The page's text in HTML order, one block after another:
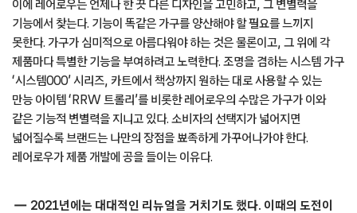
이에 레어로우는 언제나 한 끗 다른 디자인을 고민하고, 그 변별력을
기능에서 찾는다. 기능이 똑같은 가구를 양산해야 할 필요를 느끼지
못한다. 가구가 심미적으로 아름다워야 하는 것은 물론이고, 그 위에 각
제품마다 특별한 기능을 부여하려고 노력한다. 조명을 겸하는 시스템 가구
‘시스템000’ 시리즈, 카트에서 책상까지 원하는 대로 사용할 수 있는
만능 아이템 ‘RRW 트롤리’를 비롯한 레어로우의 수많은 가구가 이와
같은 기능적 변별력을 지니고 있다. 소비자의 선택지가 넓어지면
넓어질수록 브랜드는 나만의 장점을 뾰족하게 가꾸어나가야 한다.
레어로우가 제품 개발에 공을 들이는 이유다.
2021년에는 대대적인 리뉴얼을 거치기도 했다. 이때의 도전이